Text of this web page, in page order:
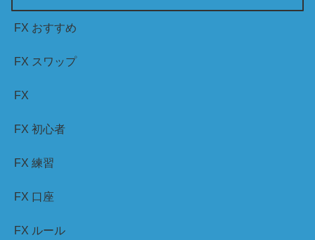
FX おすすめ
FX スワップ
FX
FX 初心者
FX 練習
FX 口座
FX ルール